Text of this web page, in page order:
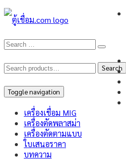
Search
for:
Search
Toggle navigation
เครื่องเชื่อม MIG
เครื่องตัดพลาสม่า
เครื่องตัดตามแบบ
ใบเสนอราคา
บทความ